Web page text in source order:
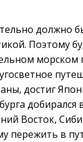
должно
Поэтому
морском
достиг
добирался
Восток,
пережить в